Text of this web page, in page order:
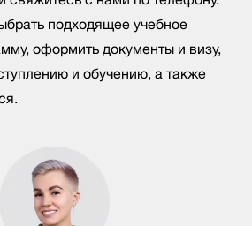
подходящее учебное
оформить документы и визу,
и обучению, а также